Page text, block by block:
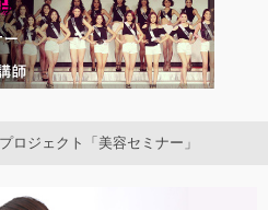
ロジェクト「美容セミナー」